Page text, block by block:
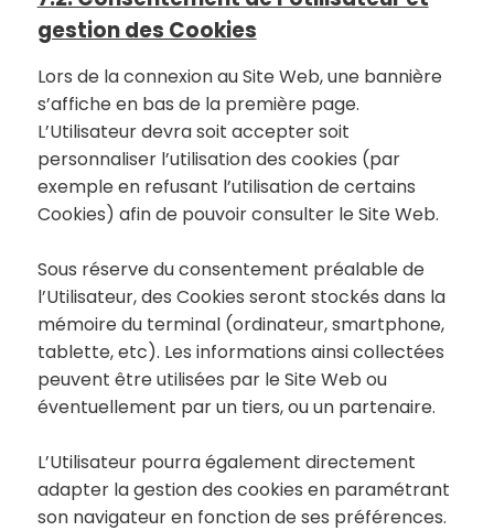
gestion des Cookies
Lors de la connexion au Site Web, une bannière
s’affiche en bas de la première page.
L’Utilisateur devra soit accepter soit
personnaliser l’utilisation des cookies (par
exemple en refusant l’utilisation de certains
Cookies) afin de pouvoir consulter le Site Web.
Sous réserve du consentement préalable de
l’Utilisateur, des Cookies seront stockés dans la
mémoire du terminal (ordinateur, smartphone,
tablette, etc). Les informations ainsi collectées
peuvent être utilisées par le Site Web ou
éventuellement par un tiers, ou un partenaire.
L’Utilisateur pourra également directement
adapter la gestion des cookies en paramétrant
son navigateur en fonction de ses préférences.